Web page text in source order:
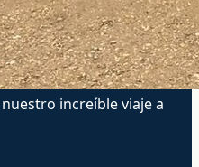
nuestro increíble viaje a